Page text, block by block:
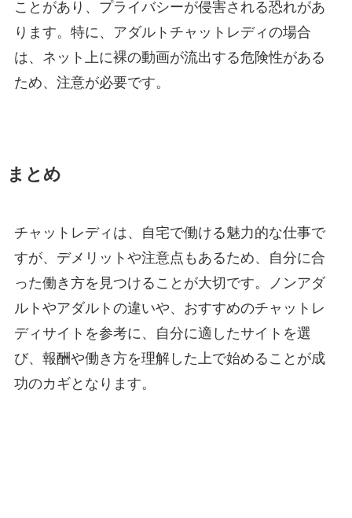
ことがあり、プライバシーが侵害される恐れがあ
ります。特に、アダルトチャットレディの場合
は、ネット上に裸の動画が流出する危険性がある
ため、注意が必要です。
まとめ
チャットレディは、自宅で働ける魅力的な仕事で
すが、デメリットや注意点もあるため、自分に合
った働き方を見つけることが大切です。ノンアダ
ルトやアダルトの違いや、おすすめのチャットレ
ディサイトを参考に、自分に適したサイトを選
び、報酬や働き方を理解した上で始めることが成
功のカギとなります。